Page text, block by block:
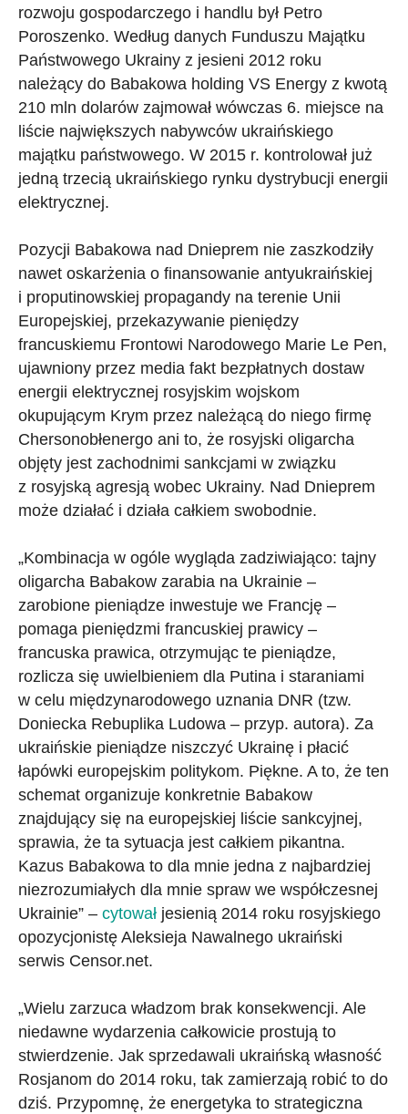
rozwoju gospodarczego i handlu był Petro
Poroszenko. Według danych Funduszu Majątku
Państwowego Ukrainy z jesieni 2012 roku
należący do Babakowa holding VS Energy z kwotą
210 mln dolarów zajmował wówczas 6. miejsce na
liście największych nabywców ukraińskiego
majątku państwowego. W 2015 r. kontrolował już
jedną trzecią ukraińskiego rynku dystrybucji energii
elektrycznej.
Pozycji Babakowa nad Dnieprem nie zaszkodziły
nawet oskarżenia o finansowanie antyukraińskiej
i proputinowskiej propagandy na terenie Unii
Europejskiej, przekazywanie pieniędzy
francuskiemu Frontowi Narodowego Marie Le Pen,
ujawniony przez media fakt bezpłatnych dostaw
energii elektrycznej rosyjskim wojskom
okupującym Krym przez należącą do niego firmę
Chersonobłenergo ani to, że rosyjski oligarcha
objęty jest zachodnimi sankcjami w związku
z rosyjską agresją wobec Ukrainy. Nad Dnieprem
może działać i działa całkiem swobodnie.
„Kombinacja w ogóle wygląda zadziwiająco: tajny
oligarcha Babakow zarabia na Ukrainie –
zarobione pieniądze inwestuje we Francję –
pomaga pieniędzmi francuskiej prawicy –
francuska prawica, otrzymując te pieniądze,
rozlicza się uwielbieniem dla Putina i staraniami
w celu międzynarodowego uznania DNR (tzw.
Doniecka Rebuplika Ludowa – przyp. autora). Za
ukraińskie pieniądze niszczyć Ukrainę i płacić
łapówki europejskim politykom. Piękne. A to, że ten
schemat organizuje konkretnie Babakow
znajdujący się na europejskiej liście sankcyjnej,
sprawia, że ta sytuacja jest całkiem pikantna.
Kazus Babakowa to dla mnie jedna z najbardziej
niezrozumiałych dla mnie spraw we współczesnej
Ukrainie” – cytował jesienią 2014 roku rosyjskiego
opozycjonistę Aleksieja Nawalnego ukraiński
serwis Censor.net.
„Wielu zarzuca władzom brak konsekwencji. Ale
niedawne wydarzenia całkowicie prostują to
stwierdzenie. Jak sprzedawali ukraińską własność
Rosjanom do 2014 roku, tak zamierzają robić to do
dziś. Przypomnę, że energetyka to strategiczna